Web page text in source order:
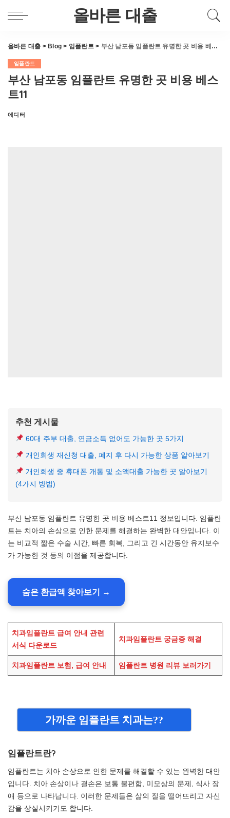
올바른 대출
올바른 대출 > Blog > 임플란트> 부산 남포동 임플란트 유명한 곳 비용 베스트11
임플란트
부산 남포동 임플란트 유명한 곳 비용 베스
트11
Posted
에디터
추천 게시물
60대 주부 대출, 연금소득 없어도 가능한 곳 5가지
개인회생 재신청 대출, 폐지 후 다시 가능한 상품 알아보기
개인회생 중 휴대폰 개통 및 소액대출 가능한 곳 알아보기
(4가지 방법)
부산 남포동 임플란트 유명한 곳 비용 베스트11 정보입니다. 임플란
트는 치아의 손상으로 인한 문제를 해결하는 완벽한 대안입니다. 이
는 비교적 짧은 수술 시간, 빠른 회복, 그리고 긴 시간동안 유지보수
가 가능한 것 등의 이점을 제공합니다.
숨은 환급액 찾아보기 →
치과임플란트 급여 안내 관련
서식 다운로드
치과임플란트 궁금증 해결
치과임플란트 보험, 급여 안내 임플란트 병원 리뷰 보러가기
가까운 임플란트 치과는??
임플란트란?
임플란트는 치아 손상으로 인한 문제를 해결할 수 있는 완벽한 대안
입니다. 치아 손상이나 결손은 보통 불편함, 미모상의 문제, 식사 장
애 등으로 나타납니다. 이러한 문제들은 삶의 질을 떨어뜨리고 자신
감을 상실시키기도 합니다.